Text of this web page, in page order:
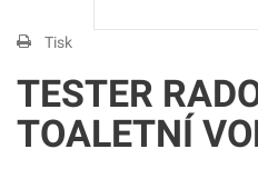
Tisk
TESTER
TOALETNÍ